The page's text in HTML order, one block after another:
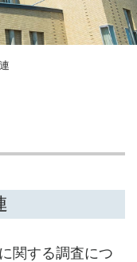
関する調査につ